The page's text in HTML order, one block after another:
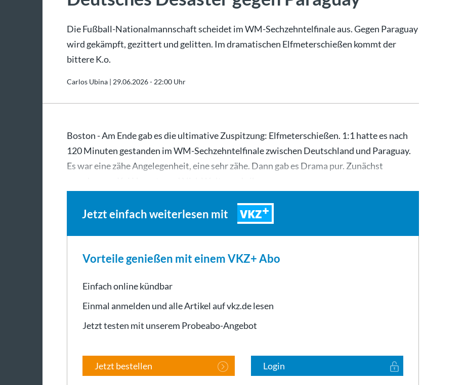
Die Fußball-Nationalmannschaft scheidet im WM-Sechzehntelfinale aus. Gegen Paraguay
wird gekämpft, gezittert und gelitten. Im dramatischen Elfmeterschießen kommt der
bittere K.o.
Carlos Ubina | 29.06.2026 - 22:00 Uhr
Boston - Am Ende gab es die ultimative Zuspitzung: Elfmeterschießen. 1:1 hatte es nach
120 Minuten gestanden im WM-Sechzehntelfinale zwischen Deutschland und Paraguay.
Es war eine zähe Angelegenheit, eine sehr zähe. Dann gab es Drama pur. Zunächst
Jetzt einfach weiterlesen mit VKZ
Vorteile genießen mit einem VKZ+ Abo
Einfach online kündbar
Einmal anmelden und alle Artikel auf vkz.de lesen
Jetzt testen mit unserem Probeabo-Angebot
Jetzt bestellen Login